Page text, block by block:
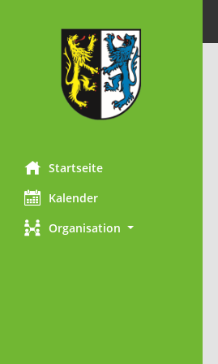
Startseite
Kalender
Organisation